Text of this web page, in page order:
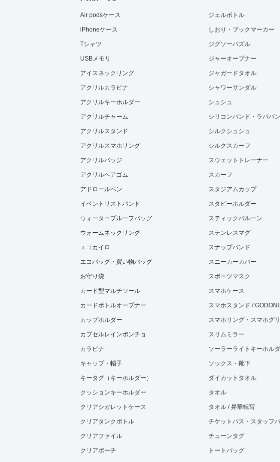
Air podsケース
iPhoneケース
Tシャツ
USBメモリ
アイスネックリング
アクリルカラビナ
アクリルキーホルダー
アクリルチャーム
アクリルスタンド
アクリルスマホリング
アクリルバッジ
アクリルヘアゴム
アドロールペン
イベントリストバンド
ウォータープルーフバッグ
ウォームネックリング
エコカイロ
エコバッグ・買い物バッグ
お守り袋
カード型マルチツール
カードボトルオープナー
カップホルダー
カプセルレインポンチョ
カラビナ
キャップ・帽子
キータグ（キーホルダー）
クッションキーホルダー
クリアシガレットケース
クリアタンクボトル
クリアファイル
クリアポーチ
ジェルボトル
しおり・ブックマーカー
ジグソーパズル
ジャーオープナー
ジャガードタオル
シャワーサンダル
シュシュ
シリコンバンド・ラババン
シルクシュシュ
シルクスカーフ
スウェットトレーナー
スカーフ
スタジアムカップ
スタビーホルダー
スティックバルーン
ステンレスマグ
スナップバンド
スニーカーカバー
スポーツマスク
スマホケース
スマホスタンド /
スマホリング・スマホグ
スリムミラー
ソーラーライトキーホル
ソックス・靴下
ダイカットタオル
タオル
タオル / 昇華転写
チケットパス・スタッフ
チューンタグ
トートバッグ